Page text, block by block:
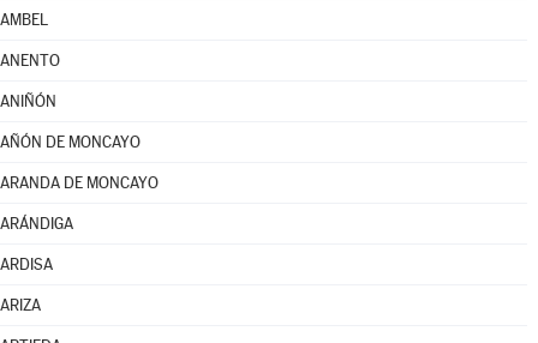
AMBEL
ANENTO
ANIÑÓN
AÑÓN DE MONCAYO
ARANDA DE MONCAYO
ARÁNDIGA
ARDISA
ARIZA